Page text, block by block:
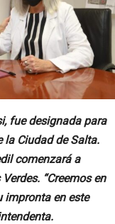
fue designada para
Ciudad de Salta.
comenzará a
“Creemos en
impronta en este